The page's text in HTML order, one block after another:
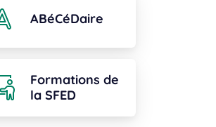
ABéCéDaire
Formations de
la SFED